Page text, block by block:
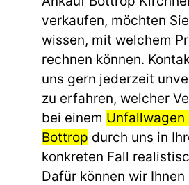
verkaufen, möchten
wissen, mit welchem
rechnen können.
uns gern jederzeit
zu erfahren, welcher
bei einem Unfallwagen
Bottrop durch uns in
konkreten Fall
Dafür können wir Ihnen